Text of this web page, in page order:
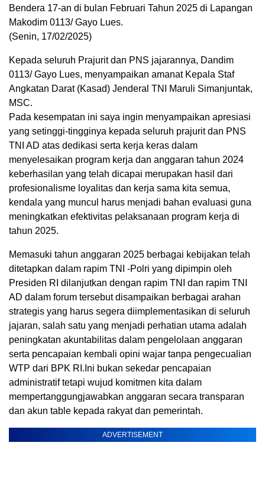
Bendera 17-an di bulan Februari Tahun 2025 di Lapangan
Makodim 0113/ Gayo Lues.
(Senin, 17/02/2025)
Kepada seluruh Prajurit dan PNS jajarannya, Dandim
0113/ Gayo Lues, menyampaikan amanat Kepala Staf
Angkatan Darat (Kasad) Jenderal TNI Maruli Simanjuntak,
MSC.
Pada kesempatan ini saya ingin menyampaikan apresiasi
yang setinggi-tingginya kepada seluruh prajurit dan PNS
TNI AD atas dedikasi serta kerja keras dalam
menyelesaikan program kerja dan anggaran tahun 2024
keberhasilan yang telah dicapai merupakan hasil dari
profesionalisme loyalitas dan kerja sama kita semua,
kendala yang muncul harus menjadi bahan evaluasi guna
meningkatkan efektivitas pelaksanaan program kerja di
tahun 2025.
Memasuki tahun anggaran 2025 berbagai kebijakan telah
ditetapkan dalam rapim TNI -Polri yang dipimpin oleh
Presiden RI dilanjutkan dengan rapim TNI dan rapim TNI
AD dalam forum tersebut disampaikan berbagai arahan
strategis yang harus segera diimplementasikan di seluruh
jajaran, salah satu yang menjadi perhatian utama adalah
peningkatan akuntabilitas dalam pengelolaan anggaran
serta pencapaian kembali opini wajar tanpa pengecualian
WTP dari BPK RI.Ini bukan sekedar pencapaian
administratif tetapi wujud komitmen kita dalam
mempertanggungjawabkan anggaran secara transparan
dan akun table kepada rakyat dan pemerintah.
ADVERTISEMENT